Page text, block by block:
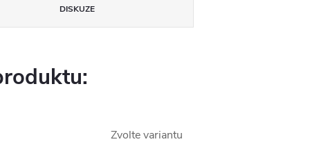
DISKUZE
Zvolte variantu